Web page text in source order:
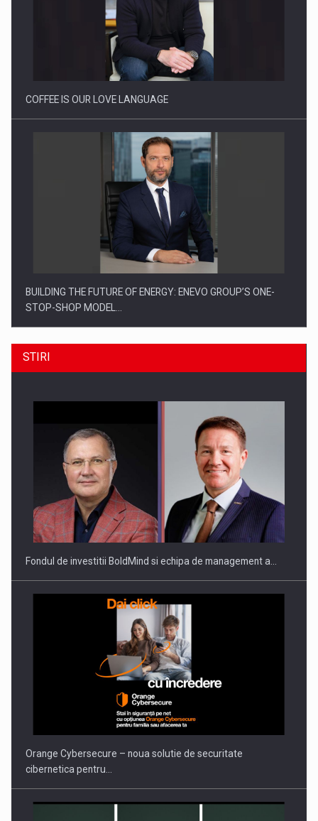
Webinar - Business Evolution-RETHINK STRATEGY-Finantare
Investitii Digitalizare
COFFEE IS OUR LOVE LANGUAGE
BUILDING THE FUTURE OF ENERGY: ENEVO GROUP’S ONE-
STOP-SHOP MODEL…
ROOTED IN ROMANIA, BUILT TO DELIVER TECHNOLOGY FOR
THE…
PUTTING ROMANIAN CORPORATE COMPANIES ON THE
INTERNATIONAL BUSINESS SCENE
STIRI
Fondul de investitii BoldMind si echipa de management a…
Orange Cybersecure – noua solutie de securitate
cibernetica pentru…